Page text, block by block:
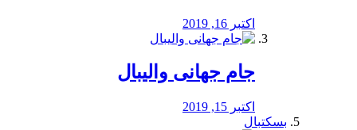
اکتبر 16, 2019
جام جهانی والیبال
اکتبر 15, 2019
بسکتبال